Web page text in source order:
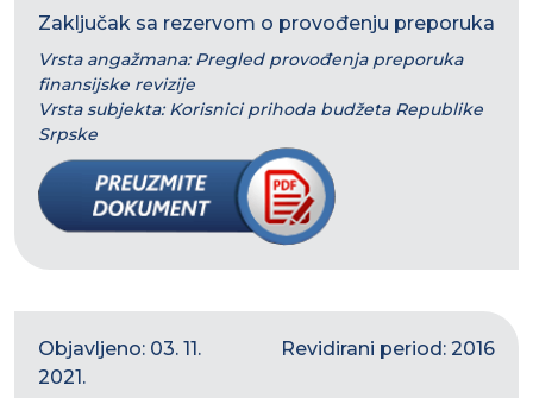
Zaključak sa rezervom o provođenju preporuka
Vrsta angažmana: Pregled provođenja preporuka
finansijske revizije
Vrsta subjekta: Korisnici prihoda budžeta Republike
Srpske
Objavljeno: 03. 11.
2021.
Revidirani period: 2016